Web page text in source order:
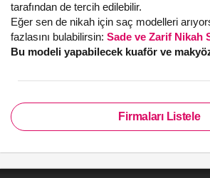
tarafından de tercih edilebilir.
Eğer sen de nikah için saç modelleri
fazlasını bulabilirsin: Sade ve Zarif Nikah
Bu modeli yapabilecek kuaför ve
Firmaları Listele